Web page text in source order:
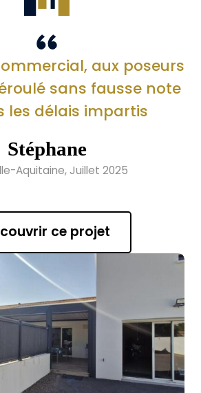
aux poseurs
sans fausse note
les délais impartis
Stéphane
Aquitaine, Juillet 2025
ce projet